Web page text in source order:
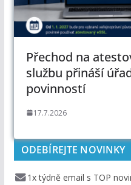
Přechod na
službu přináší
povinností
17.7.2026
ODEBÍREJTE NOVINKY
1x týdně email s TOP